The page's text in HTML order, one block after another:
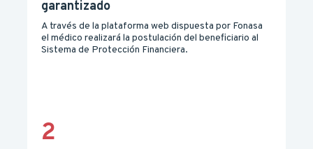
garantizado
A través de la plataforma web dispuesta por Fonasa
el médico realizará la postulación del beneficiario al
Sistema de Protección Financiera.
2